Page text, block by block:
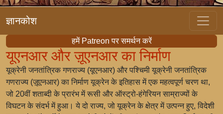
ज्ञानकोश
हमें Patreon पर समर्थन करें
यूएनआर और ज़ूएनआर का निर्माण
यूक्रेनी जनतांत्रिक गणराज्य (यूएनआर) और पश्चिमी यूक्रेनी जनतांत्रिक
गणराज्य (ज़ूएनआर) का निर्माण यूक्रेन के इतिहास में एक महत्वपूर्ण चरण था,
जो 20वीं शताब्दी के प्रारंभ में रूसी और ऑस्ट्रो-हंगेरियन साम्राज्यों के
विघटन के संदर्भ में हुआ। ये दो राज्य, जो यूक्रेन के क्षेत्र में उत्पन्न हुए, विदेशी